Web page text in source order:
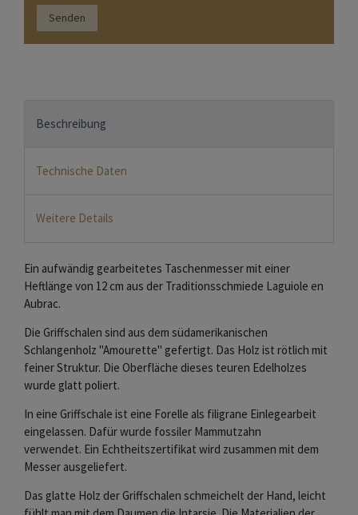
Senden
Beschreibung
Technische Daten
Weitere Details
Ein aufwändig gearbeitetes Taschenmesser mit einer
Heftlänge von 12 cm aus der Traditionsschmiede Laguiole en
Aubrac.
Die Griffschalen sind aus dem südamerikanischen
Schlangenholz "Amourette" gefertigt. Das Holz ist rötlich mit
feiner Struktur. Die Oberfläche dieses teuren Edelholzes
wurde glatt poliert.
In eine Griffschale ist eine Forelle als filigrane Einlegearbeit
eingelassen. Dafür wurde fossiler Mammutzahn
verwendet. Ein Echtheitszertifikat wird zusammen mit dem
Messer ausgeliefert.
Das glatte Holz der Griffschalen schmeichelt der Hand, leicht